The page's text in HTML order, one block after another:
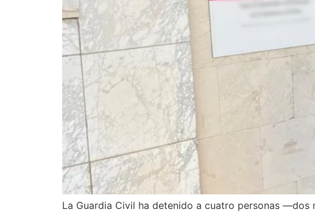
La Guardia Civil ha detenido a cuatro personas